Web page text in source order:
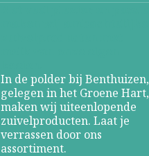
In de polder bij Benthuizen,
gelegen in het Groene Hart,
maken wij uiteenlopende
zuivelproducten. Laat je
verrassen door ons
assortiment.